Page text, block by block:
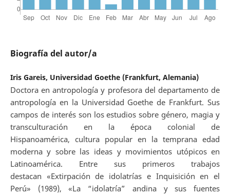
Biografía del autor/a
Iris Gareis, Universidad Goethe (Frankfurt, Alemania)
Doctora en antropología y profesora del departamento de
antropología en la Universidad Goethe de Frankfurt. Sus
campos de interés son los estudios sobre género, magia y
transculturación en la época colonial de
Hispanoamérica, cultura popular en la temprana edad
moderna y sobre las ideas y movimientos utópicos en
Latinoamérica. Entre sus primeros trabajos
destacan «Extirpación de idolatrías e Inquisición en el
Perú» (1989), «La “idolatría” andina y sus fuentes